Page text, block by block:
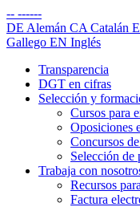
-- ------
DE Alemán CA Catalán
Gallego EN Inglés
Transparencia
DGT en cifras
Selección y
Cursos para
Oposiciones
Concursos
Selección de
Trabaja con
Recursos
Factura